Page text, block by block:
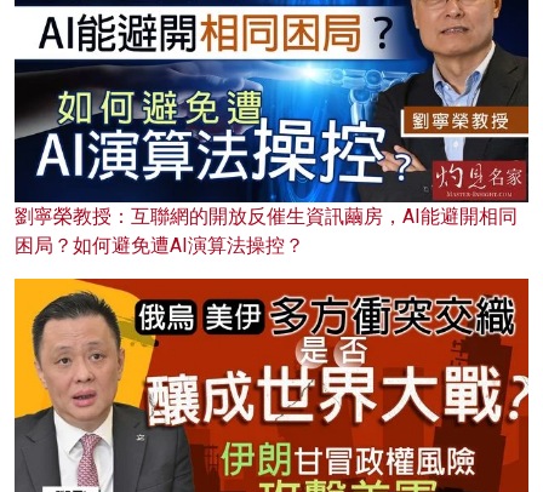
劉寧榮教授：互聯網的開放反催生資訊繭房，AI能避開相同
困局？如何避免遭AI演算法操控？